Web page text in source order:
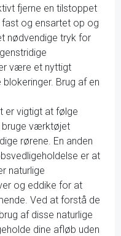
fjerne en tilstoppet
og ensartet op og
nødvendige tryk for
være et nyttigt
Brug af en
er vigtigt at følge
bruge værktøjet
rørene. En anden
er at
naturlige
og eddike for at
Ved at forstå de
af disse naturlige
dine afløb uden